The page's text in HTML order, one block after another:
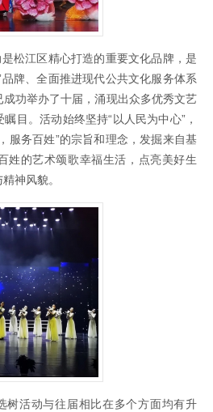
松江区精心打造的重要文化品牌，是
牌、全面推进现代公共文化服务体系
功举办了十届，涌现出众多优秀文艺
目。活动始终坚持“以人民为中心”，
服务百姓”的宗旨和理念，发掘来自基
姓的艺术颂歌幸福生活，点亮美好生
神风貌。
树活动与往届相比在多个方面均有升